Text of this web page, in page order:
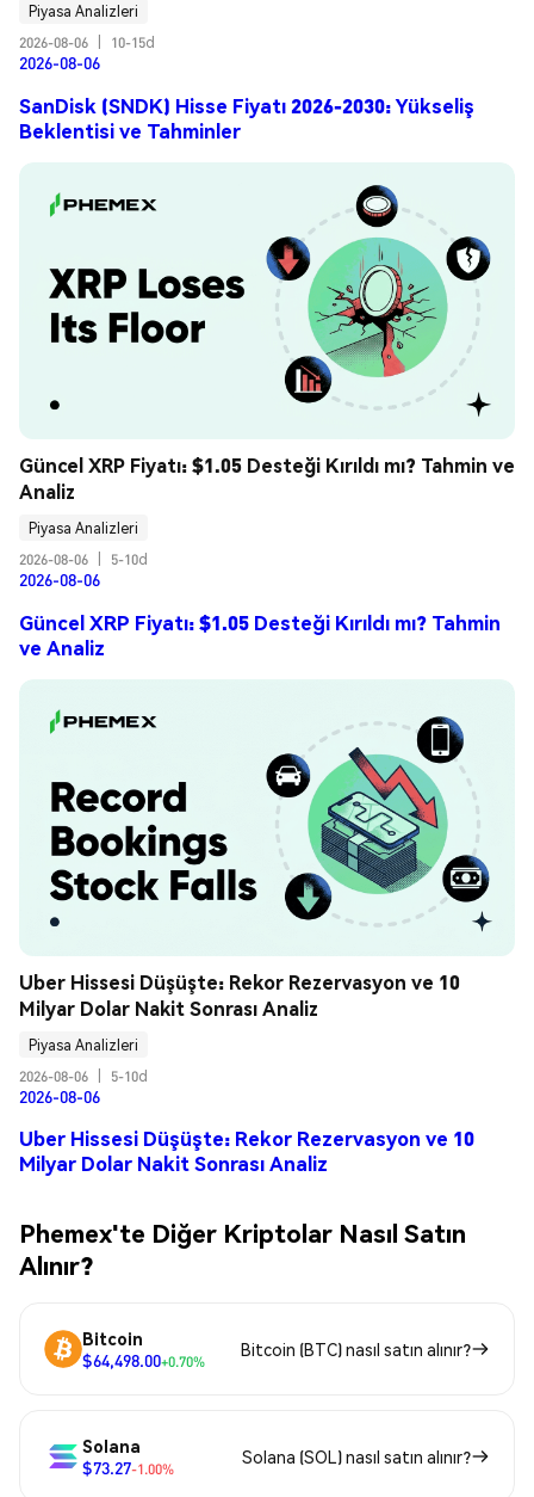
Piyasa Analizleri
2026-08-06
10-15d
2026-08-06
SanDisk (SNDK) Hisse Fiyatı 2026-2030: Yükseliş
Beklentisi ve Tahminler
Güncel XRP Fiyatı: $1.05 Desteği Kırıldı mı? Tahmin ve
Analiz
Piyasa Analizleri
2026-08-06
5-10d
2026-08-06
Güncel XRP Fiyatı: $1.05 Desteği Kırıldı mı? Tahmin
ve Analiz
Uber Hissesi Düşüşte: Rekor Rezervasyon ve 10
Milyar Dolar Nakit Sonrası Analiz
Piyasa Analizleri
2026-08-06
5-10d
2026-08-06
Uber Hissesi Düşüşte: Rekor Rezervasyon ve 10
Milyar Dolar Nakit Sonrası Analiz
Phemex'te Diğer Kriptolar Nasıl Satın
Alınır?
Bitcoin
$64,498.00+0.70%
Bitcoin (BTC) nasıl satın alınır?
Solana
$73.27-1.00%
Solana (SOL) nasıl satın alınır?